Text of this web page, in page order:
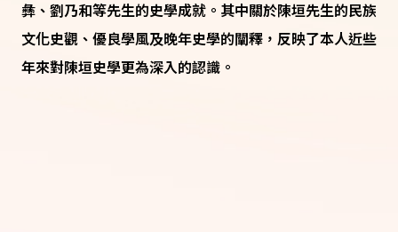
彝、劉乃和等先生的史學成就。其中關於陳垣先生的民族
文化史觀、優良學風及​​晚年史學的闡釋，反映了本人近些
年來對陳垣史學更為深入的認識。